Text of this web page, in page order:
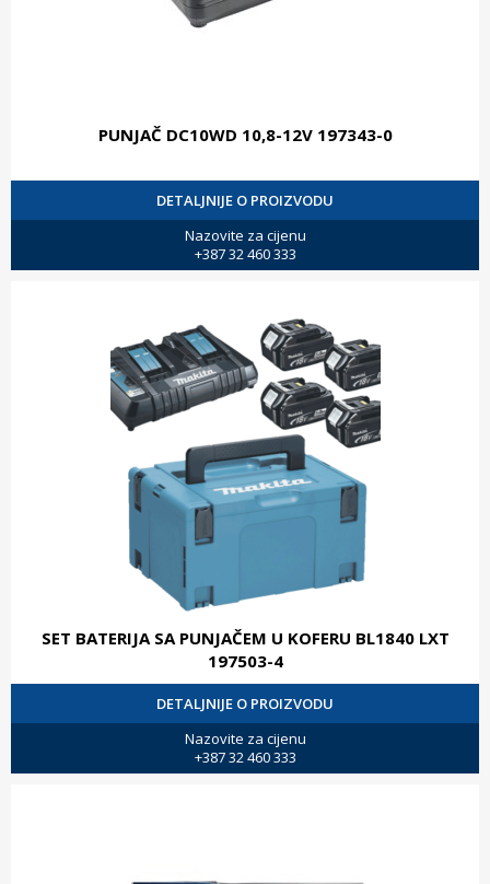
PUNJAČ DC10WD 10,8-12V 197343-0
DETALJNIJE O PROIZVODU
Nazovite za cijenu
+387 32 460 333
SET BATERIJA SA PUNJAČEM U KOFERU BL1840 LXT
197503-4
DETALJNIJE O PROIZVODU
Nazovite za cijenu
+387 32 460 333